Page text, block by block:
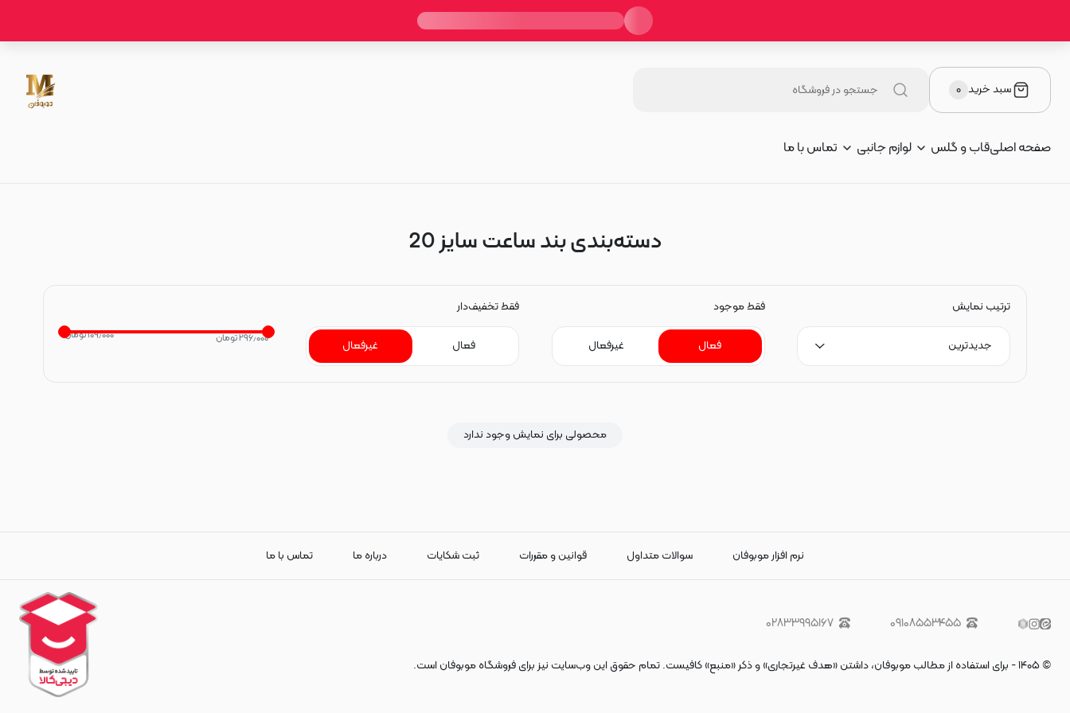
بند ساعت سایز 20
سبد خرید ۰
صفحه اصلیقاب و گلس لوازم جانبی تماس با ما
دسته‌بندی بند ساعت سایز 20
ترتیب نمایش
جدیدترین
فقط موجود
فعال غیرفعال
فقط تخفیف‌دار
فعال غیرفعال
۱۰۹٫۰۰۰ تومان ۲۹۶٫۰۰۰ تومان
محصولی برای نمایش وجود ندارد
نرم افزار موبوفان سوالات متداول قوانین و مقررات ثبت شکایات درباره ما تماس با ما
۰۹۱۰۸۵۵۳۴۵۵ ۰۲۸۳۳۹۹۵۱۶۷
©۱۴۰۵- برای استفاده از مطالب موبوفان، داشتن «هدف غیرتجاری» و ذکر «منبع» کافیست. تمام حقوق اين وب‌سايت نیز برای فروشگاه موبوفان است.